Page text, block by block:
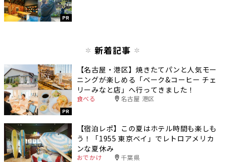
PR
新着記事
PR
【名古屋・港区】焼きたてパンと人気モー
ニングが楽しめる「ベーク&コーヒー チェ
リーみなと店」へ行ってきました！
食べる 名古屋 港区
【宿泊レポ】この夏はホテル時間も楽しも
う！「1955 東京ベイ」でレトロアメリカ
ンな夏休み
おでかけ 千葉県